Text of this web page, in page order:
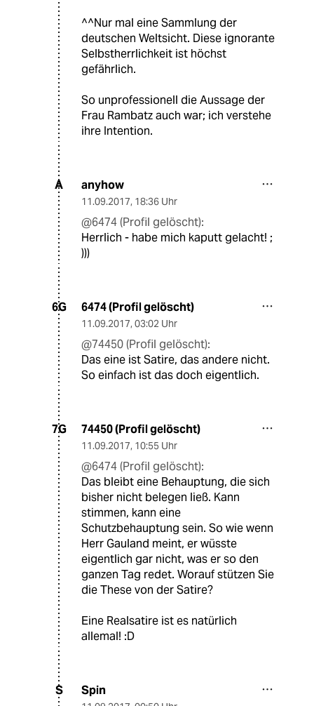
^^Nur mal eine Sammlung der
deutschen Weltsicht. Diese ignorante
Selbstherrlichkeit ist höchst
gefährlich.
So unprofessionell die Aussage der
Frau Rambatz auch war; ich verstehe
ihre Intention.
A anyhow
11.09.2017, 18:36 Uhr
@6474 (Profil gelöscht):
Herrlich - habe mich kaputt gelacht! ;
)))
6G 6474 (Profil gelöscht)
11.09.2017, 03:02 Uhr
@74450 (Profil gelöscht):
Das eine ist Satire, das andere nicht.
So einfach ist das doch eigentlich.
7G 74450 (Profil gelöscht)
11.09.2017, 10:55 Uhr
@6474 (Profil gelöscht):
Das bleibt eine Behauptung, die sich
bisher nicht belegen ließ. Kann
stimmen, kann eine
Schutzbehauptung sein. So wie wenn
Herr Gauland meint, er wüsste
eigentlich gar nicht, was er so den
ganzen Tag redet. Worauf stützen Sie
die These von der Satire?
Eine Realsatire ist es natürlich
allemal! :D
S Spin